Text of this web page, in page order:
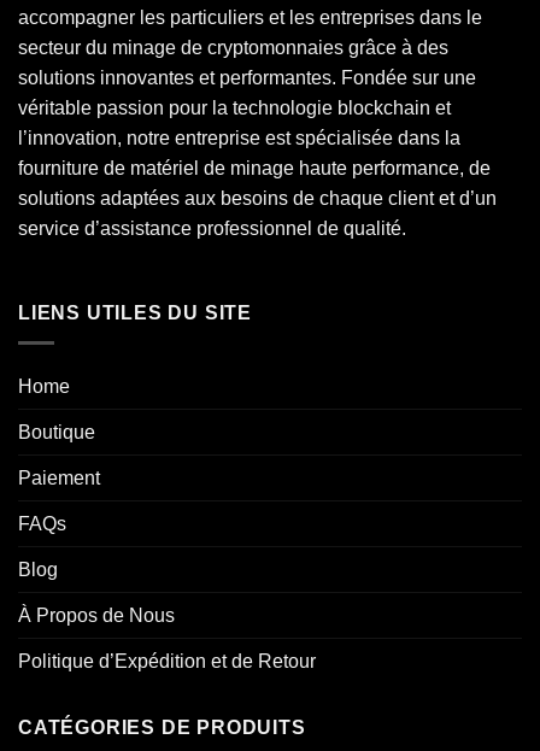
accompagner les particuliers et les entreprises dans le
secteur du minage de cryptomonnaies grâce à des
solutions innovantes et performantes. Fondée sur une
véritable passion pour la technologie blockchain et
l’innovation, notre entreprise est spécialisée dans la
fourniture de matériel de minage haute performance, de
solutions adaptées aux besoins de chaque client et d’un
service d’assistance professionnel de qualité.
LIENS UTILES DU SITE
Home
Boutique
Paiement
FAQs
Blog
À Propos de Nous
Politique d’Expédition et de Retour
CATÉGORIES DE PRODUITS